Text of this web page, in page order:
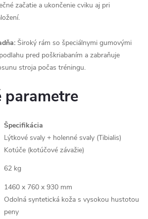
začatie a ukončenie cviku aj pri
Široký rám so špeciálnymi gumovými
pred poškriabaním a zabraňuje
stroja počas tréningu.
parametre
Špecifikácia
Lýtkové svaly + holenné svaly (Tibialis)
Kotúče (kotúčové závažie)
62 kg
1460 x 760 x 930 mm
Odolná syntetická koža s vysokou hustotou
peny